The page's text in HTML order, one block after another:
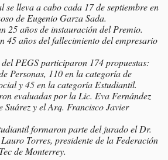
se lleva a cabo cada 17 de septiembre en
de Eugenio Garza Sada.
25 años de instauración del Premio.
45 años del fallecimiento del empresario
PEGS participaron 174 propuestas:
Personas, 110 en la categoría de
y 45 en la categoría Estudiantil.
evaluadas por la Lic. Eva Fernández
Suárez y el Arq. Francisco Javier
formaron parte del jurado el Dr.
Torres, presidente de la Federación
de Monterrey.